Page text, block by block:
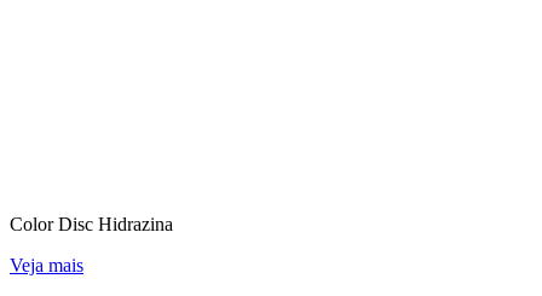
Color Disc Hidrazina
Veja mais